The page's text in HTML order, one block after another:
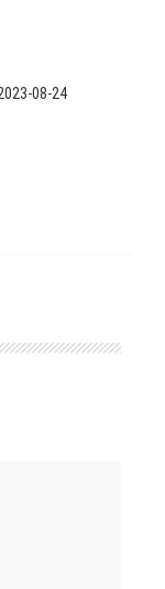
08-24